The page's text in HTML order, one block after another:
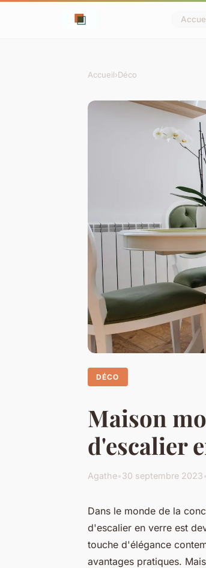
Accueil›Déco
DÉCO
Maison
d'escalier
Agathe•30 septembre 2023•
Dans le monde de la
d'escalier en verre est
touche d'élégance
avantages pratiques.